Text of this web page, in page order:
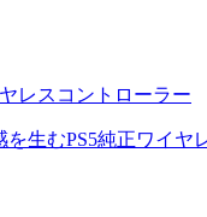
レスコントローラー
を生むPS5純正ワイヤ